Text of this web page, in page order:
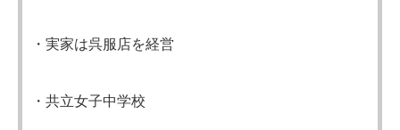
・実家は呉服店を経営
・共立女子中学校